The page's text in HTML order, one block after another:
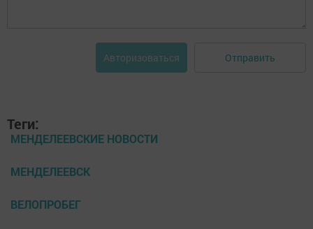
Авторизоваться Отправить
Теги:
МЕНДЕЛЕЕВСКИЕ НОВОСТИ
МЕНДЕЛЕЕВСК
ВЕЛОПРОБЕГ